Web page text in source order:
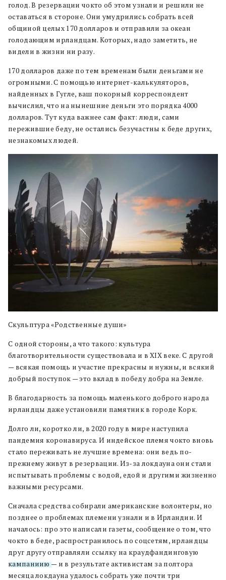
голод. В резервации чокто об этом узнали и решили не
оставаться в стороне. Они умудрились собрать всей
общиной целых 170 долларов и отправили за океан
голодающим ирландцам. Которых, надо заметить, не
видели в жизни ни разу.
170 долларов даже по тем временам были деньгами не
огромными. С помощью интернет-калькуляторов,
найденных в Гугле, ваш покорный корреспондент
вычислил, что на нынешние деньги это порядка 4000
долларов. Тут куда важнее сам факт: люди, сами
пережившие беду, не остались безучастны к беде других,
незнакомых людей.
Скульптура «Родственные души»
С одной стороны, а что такого: культура
благотворительности существовала и в XIX веке. С другой
— всякая помощь и участие прекрасны и нужны, и всякий
добрый поступок — это вклад в победу добра на Земле.
В благодарность за помощь маленького доброго народа
ирландцы даже установили памятник в городе Корк.
Долго ли, коротко ли, в 2020 году в мире наступила
пандемия коронавируса. И индейское племя чокто вновь
стало переживать не лучшие времена: они ведь по-
прежнему живут в резервации. Из-за локдауна они стали
испытывать проблемы с водой, едой и другими жизненно
важными ресурсами.
Сначала средства собирали американские волонтеры, но
позднее о проблемах племени узнали и в Ирландии. И
началось: про это написали газеты, сообщение о том, что
чокто в беде, распространилось по соцсетям, ирландцы
друг другу отправляли ссылку на краудфандинговую
кампаниию— и в результате активистам за полтора
месяца локдауна удалось собрать уже почти три